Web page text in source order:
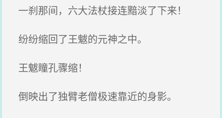
一刹那间，六大法杖接连黯淡了下来！
纷纷缩回了王魃的元神之中。
王魃瞳孔骤缩！
倒映出了独臂老僧极速靠近的身影。